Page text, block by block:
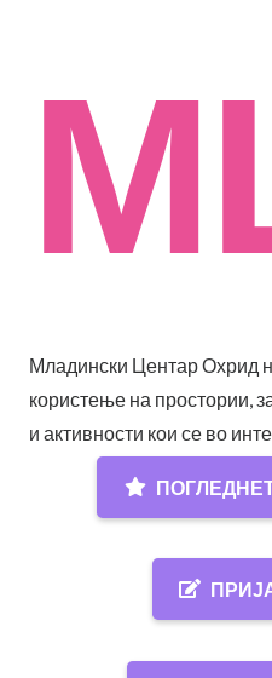
Младински Центар Охрид
користење на простории,
и активности кои се во